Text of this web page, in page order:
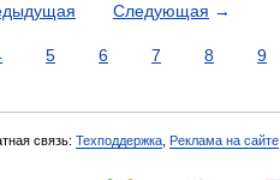
Следующая →
5 6 7 8 9
связь: Техподдержка Реклама на сайте